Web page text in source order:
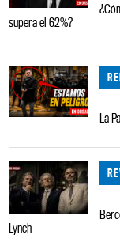
supera el 62%?
La
Lynch